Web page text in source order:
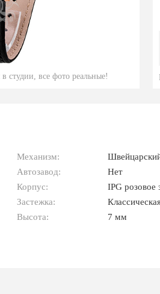
студии, все фото реальные!
Механизм:
Автозавод:
Нет
Корпус:
IPG розовое
Застежка:
Высота: 7 мм